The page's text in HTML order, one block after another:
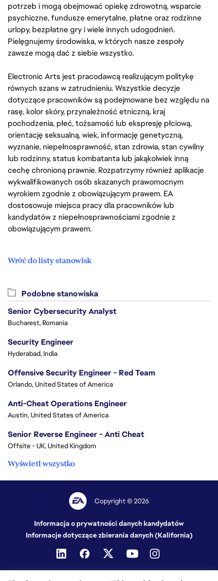
potrzeb i mogą obejmować opiekę zdrowotną, wsparcie
psychiczne, fundusze emerytalne, płatne oraz rodzinne
urlopy, bezpłatne gry i wiele innych udogodnień.
Pielęgnujemy środowiska, w których nasze zespoły
zawsze mogą dać z siebie wszystko.
Electronic Arts jest pracodawcą realizującym politykę
równych szans w zatrudnieniu. Wszystkie decyzje
dotyczące pracowników są podejmowane bez względu na
rasę, kolor skóry, przynależność etniczną, kraj
pochodzenia, płeć, tożsamość lub ekspresję płciową,
orientację seksualną, wiek, informację genetyczną,
wyznanie, niepełnosprawność, stan zdrowia, stan cywilny
lub rodzinny, status kombatanta lub jakąkolwiek inną
cechę chronioną prawnie. Rozpatrzymy również aplikacje
wykwalifikowanych osób skazanych prawomocnym
wyrokiem zgodnie z obowiązującym prawem. EA
dostosowuje miejsca pracy dla pracowników lub
kandydatów z niepełnosprawnościami zgodnie z
obowiązującym prawem.
Wróć do listy stanowisk
Podobne stanowiska
Senior Cybersecurity Analyst
Bucharest, Romania
Security Engineer
Hyderabad, India
Offensive Security Engineer - Red Team
Orlando, United States of America
Anti-Cheat Operations Engineer
Austin, United States of America
Senior Reverse Engineer - Anti Cheat
Offsite - UK, United Kingdom
Wyświetl wszystko
Copyright © 2026
Informacja o prywatności danych kandydatów
Informacje dotyczące zbierania danych (Kalifornia)